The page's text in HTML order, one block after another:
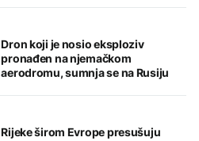
Dron koji je nosio eksploziv
pronađen na njemačkom
aerodromu, sumnja se na Rusiju
Rijeke širom Evrope presušuju